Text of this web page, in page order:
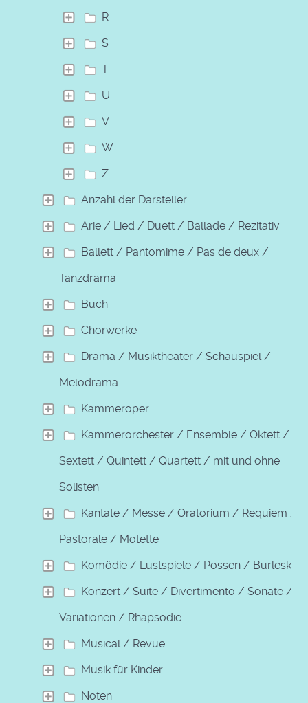
R
S
T
U
V
W
Z
Anzahl der Darsteller
Arie / Lied / Duett / Ballade / Rezitativ
Ballett / Pantomime / Pas de deux /
Tanzdrama
Buch
Chorwerke
Drama / Musiktheater / Schauspiel /
Melodrama
Kammeroper
Kammerorchester / Ensemble / Oktett /
Sextett / Quintett / Quartett / mit und ohne
Solisten
Kantate / Messe / Oratorium / Requiem /
Pastorale / Motette
Komödie / Lustspiele / Possen / Burleske
Konzert / Suite / Divertimento / Sonate /
Variationen / Rhapsodie
Musical / Revue
Musik für Kinder
Noten